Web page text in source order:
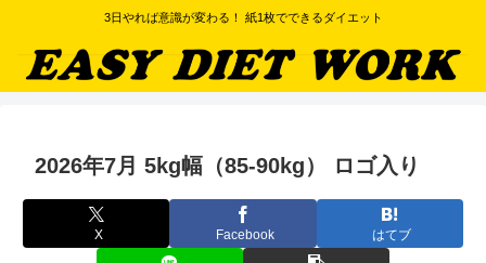
3日やれば意識が変わる！ 紙1枚でできるダイエット
2026年7月 5kg幅（85-90kg） ロゴ入り
X Facebook はてブ